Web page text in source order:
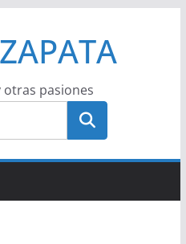
otras pasiones